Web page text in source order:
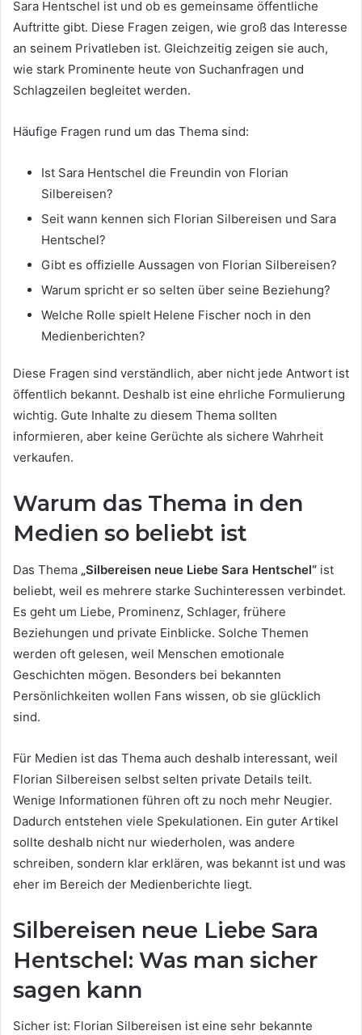
Sara Hentschel ist und ob es gemeinsame öffentliche
Auftritte gibt. Diese Fragen zeigen, wie groß das Interesse
an seinem Privatleben ist. Gleichzeitig zeigen sie auch,
wie stark Prominente heute von Suchanfragen und
Schlagzeilen begleitet werden.
Häufige Fragen rund um das Thema sind:
Ist Sara Hentschel die Freundin von Florian
Silbereisen?
Seit wann kennen sich Florian Silbereisen und Sara
Hentschel?
Gibt es offizielle Aussagen von Florian Silbereisen?
Warum spricht er so selten über seine Beziehung?
Welche Rolle spielt Helene Fischer noch in den
Medienberichten?
Diese Fragen sind verständlich, aber nicht jede Antwort ist
öffentlich bekannt. Deshalb ist eine ehrliche Formulierung
wichtig. Gute Inhalte zu diesem Thema sollten
informieren, aber keine Gerüchte als sichere Wahrheit
verkaufen.
Warum das Thema in den
Medien so beliebt ist
Das Thema „Silbereisen neue Liebe Sara Hentschel“ ist
beliebt, weil es mehrere starke Suchinteressen verbindet.
Es geht um Liebe, Prominenz, Schlager, frühere
Beziehungen und private Einblicke. Solche Themen
werden oft gelesen, weil Menschen emotionale
Geschichten mögen. Besonders bei bekannten
Persönlichkeiten wollen Fans wissen, ob sie glücklich
sind.
Für Medien ist das Thema auch deshalb interessant, weil
Florian Silbereisen selbst selten private Details teilt.
Wenige Informationen führen oft zu noch mehr Neugier.
Dadurch entstehen viele Spekulationen. Ein guter Artikel
sollte deshalb nicht nur wiederholen, was andere
schreiben, sondern klar erklären, was bekannt ist und was
eher im Bereich der Medienberichte liegt.
Silbereisen neue Liebe Sara
Hentschel: Was man sicher
sagen kann
Sicher ist: Florian Silbereisen ist eine sehr bekannte